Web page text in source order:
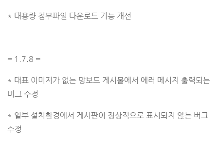
* 대용량 첨부파일 다운로드 기능 개선
= 1.7.8 =
* 대표 이미지가 없는 망보드 게시물에서 에러 메시지 출력되는
버그 수정
* 일부 설치환경에서 게시판이 정상적으로 표시되지 않는 버그
수정